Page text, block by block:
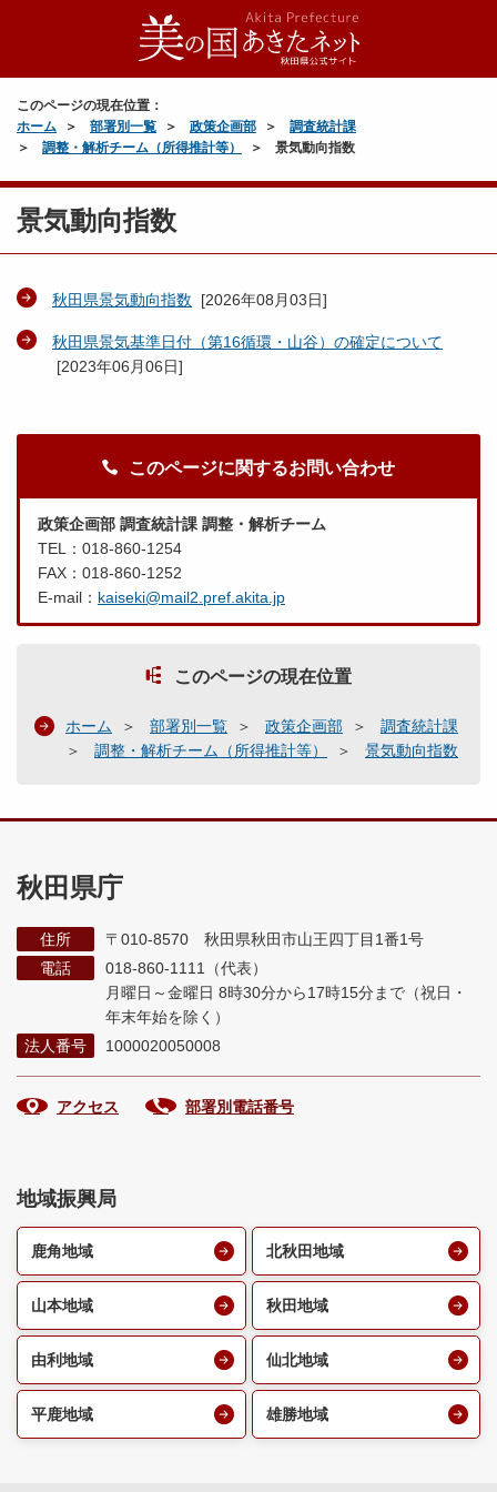
このページの現在位置：
ホーム
部署別一覧 政策企画部
調査統計課
調整・解析チーム（所得推計等）
景気動向指数
景気動向指数
秋田県景気動向指数 [2026年08月03日]
秋田県景気基準日付（第16循環・山谷）の確定について
[2023年06月06日]
このページに関するお問い合わせ
政策企画部 調査統計課 調整・解析チーム
TEL：018-860-1254
FAX：018-860-1252
E-mail： kaiseki@mail2.pref.akita.jp
このページの現在位置
ホーム 部署別一覧 政策企画部
調査統計課
調整・解析チーム（所得推計等）
景気動向指数
秋田県庁
住所
〒010-8570 秋田県秋田市山王四丁目1番1号
電話
018-860-1111（代表）
月曜日～金曜日 8時30分から17時15分まで （祝日・
年末年始を除く）
法人番号
1000020050008
アクセス 部署別電話番号
地域振興局
鹿角地域 北秋田地域
山本地域 秋田地域
由利地域 仙北地域
平鹿地域 雄勝地域